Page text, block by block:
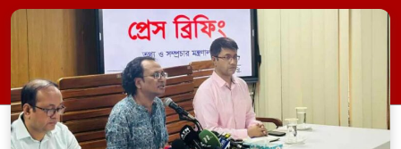
সম্মেলন কক্ষে এক প্রেস ব্রিফিংয়ে সাংবাদিকদের
এক প্রশ্নের জবাবে তিনি এ কথা বলেন।